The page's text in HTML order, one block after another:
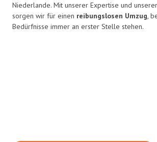
Niederlande. Mit unserer Expertise und
sorgen wir für einen reibungslosen Umzug,
Bedürfnisse immer an erster Stelle stehen.